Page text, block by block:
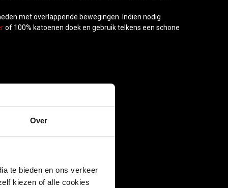
Over
te bieden en ons verkeer
kiezen of alle cookies
met overlappende bewegingen. Indien nodig
of 100% katoenen doek en gebruik telkens een schone